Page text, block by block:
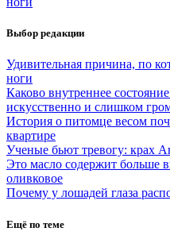
Выбор редакции
Удивительная причина, по
ноги
Каково внутреннее
искусственно и слишком
История о питомце весом
квартире
Ученые бьют тревогу: крах
Это масло содержит больше
оливковое
Почему у лошадей глаза
Ещё по теме